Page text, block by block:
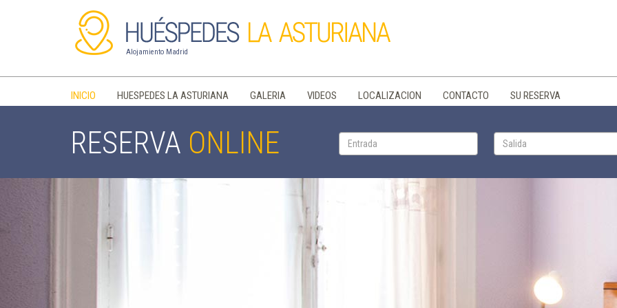
Alojamiento Madrid
INICIO HUESPEDES LA ASTURIANA GALERIA VIDEOS LOCALIZACION CONTACTO SU RESERVA
RESERVA ONLINE